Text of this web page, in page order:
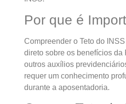
Por que é
Compreender o Teto do
direto sobre os benefícios
outros auxílios
requer um conhecimento
durante a aposentadoria.